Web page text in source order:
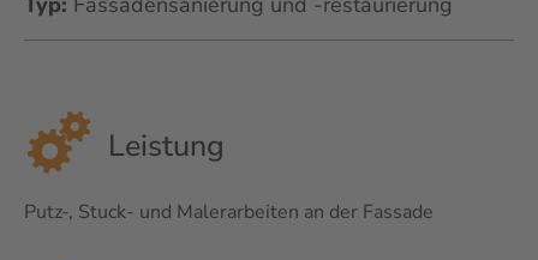
Leistung
Putz-, Stuck- und Malerarbeiten an der Fassade